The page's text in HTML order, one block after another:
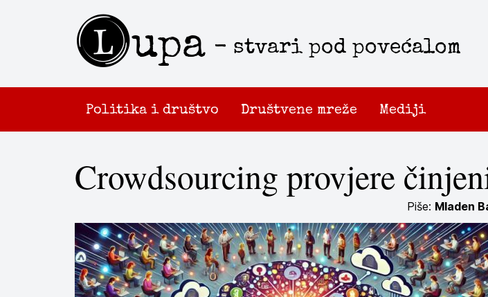
Lupa - stvari pod povećalom
Politika i društvo Društvene mreže Mediji
Crowdsourcing provjere
Piše: Mladen